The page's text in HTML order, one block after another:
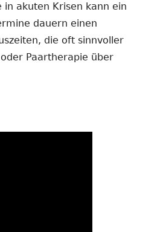
in akuten Krisen kann ein
dauern einen
die oft sinnvoller
Paartherapie über